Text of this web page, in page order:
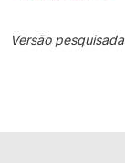
Versão pesquisada